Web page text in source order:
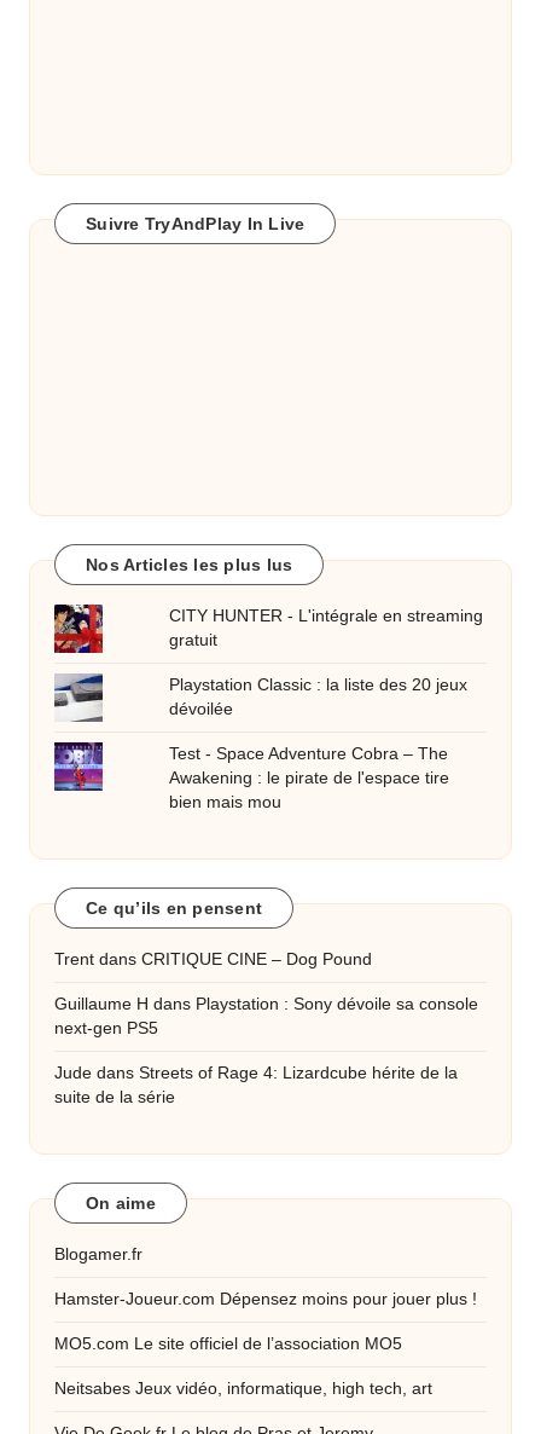
Suivre TryAndPlay In Live
Nos Articles les plus lus
CITY HUNTER - L'intégrale en streaming
gratuit
Playstation Classic : la liste des 20 jeux
dévoilée
Test - Space Adventure Cobra – The
Awakening : le pirate de l'espace tire
bien mais mou
Ce qu’ils en pensent
Trent dans CRITIQUE CINE – Dog Pound
Guillaume H dans Playstation : Sony dévoile sa console
next-gen PS5
Jude dans Streets of Rage 4: Lizardcube hérite de la
suite de la série
On aime
Blogamer.fr
Hamster-Joueur.com Dépensez moins pour jouer plus !
MO5.com Le site officiel de l’association MO5
Neitsabes Jeux vidéo, informatique, high tech, art